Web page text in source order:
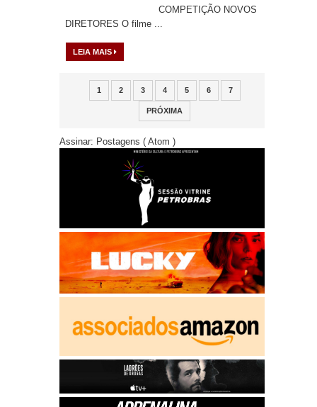
COMPETIÇÃO NOVOS
DIRETORES O filme ...
LEIA MAIS
1 2 3 4 5 6 7
PRÓXIMA
Assinar: Postagens ( Atom )